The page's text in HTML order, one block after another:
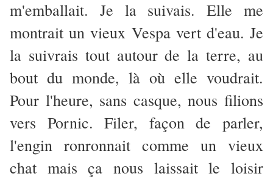
m'emballait. Je la suivais. Elle me
montrait un vieux Vespa vert d'eau. Je
la suivrais tout autour de la terre, au
bout du monde, là où elle voudrait.
Pour l'heure, sans casque, nous filions
vers Pornic. Filer, façon de parler,
l'engin ronronnait comme un vieux
chat mais ça nous laissait le loisir